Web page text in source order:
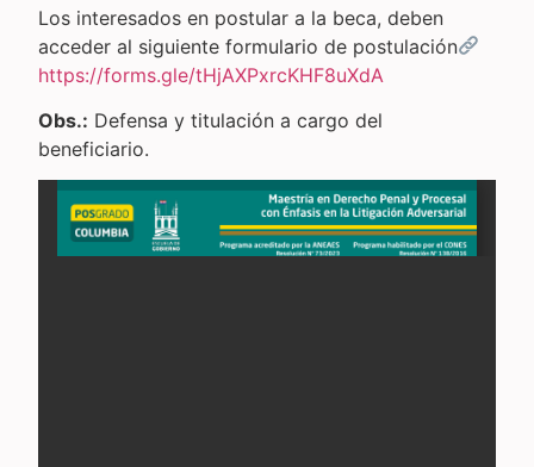
Los interesados en postular a la beca, deben
acceder al siguiente formulario de postulación
https://forms.gle/tHjAXPxrcKHF8uXdA
Obs.: Defensa y titulación a cargo del
beneficiario.